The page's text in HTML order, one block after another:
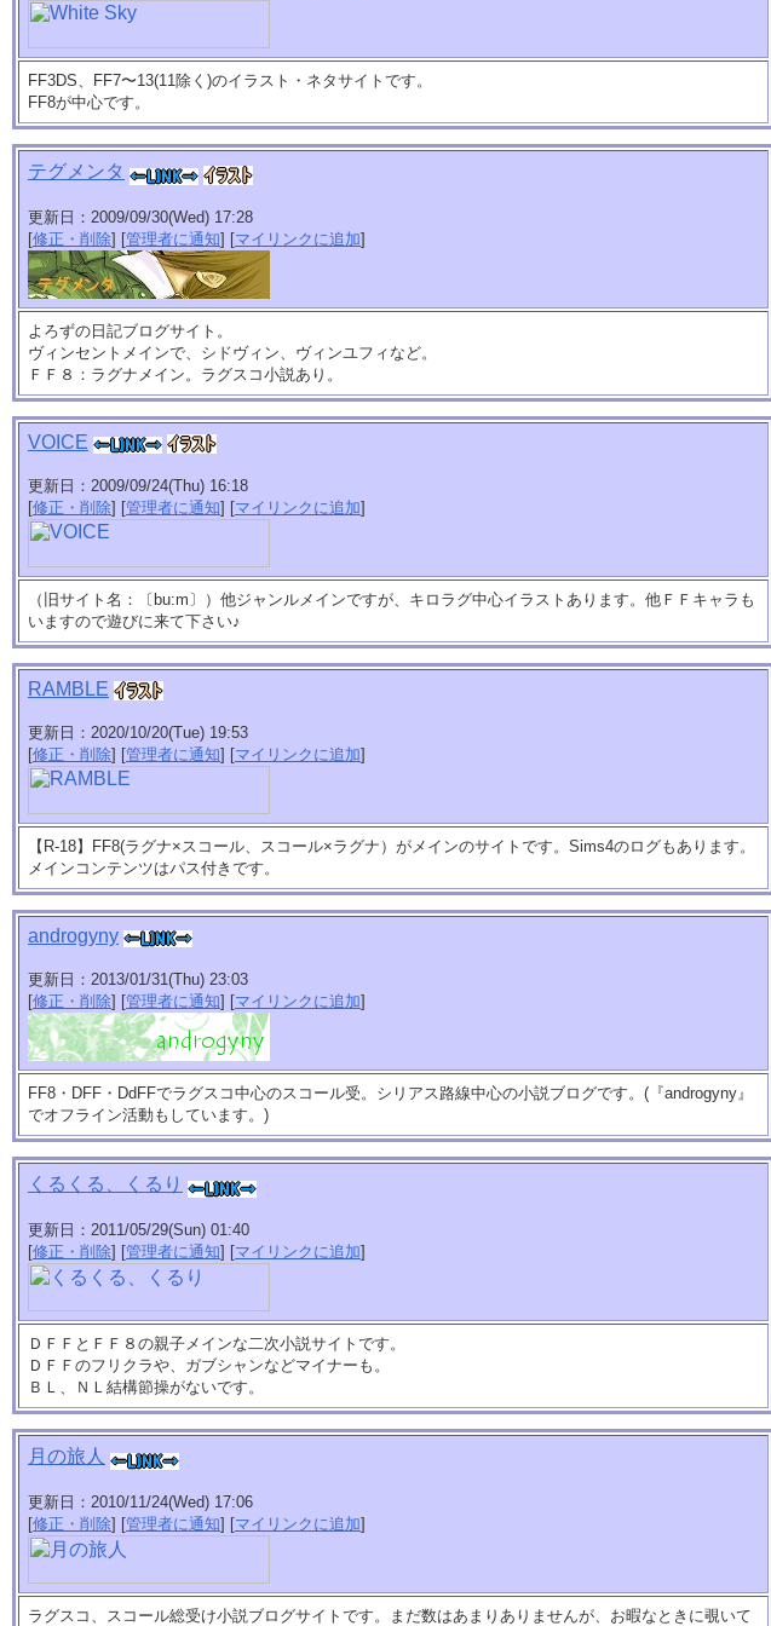
FF3DS、FF7〜13(11除く)のイラスト・ネタサイトです。
FF8が中心です。
テグメンタ
更新日：2009/09/30(Wed) 17:28
[修正・削除] [管理者に通知] [マイリンクに追加]
よろずの日記ブログサイト。
ヴィンセントメインで、シドヴィン、ヴィンユフィなど。
ＦＦ８：ラグナメイン。ラグスコ小説あり。
VOICE
更新日：2009/09/24(Thu) 16:18
[修正・削除] [管理者に通知] [マイリンクに追加]
（旧サイト名：〔bu:m〕）他ジャンルメインですが、キロラグ中心イラストあります。他ＦＦキャラも
いますので遊びに来て下さい♪
RAMBLE
更新日：2020/10/20(Tue) 19:53
[修正・削除] [管理者に通知] [マイリンクに追加]
【R-18】FF8(ラグナ×スコール、スコール×ラグナ）がメインのサイトです。Sims4のログもあります。
メインコンテンツはパス付きです。
androgyny
更新日：2013/01/31(Thu) 23:03
[修正・削除] [管理者に通知] [マイリンクに追加]
FF8・DFF・DdFFでラグスコ中心のスコール受。シリアス路線中心の小説ブログです。(『androgyny』
でオフライン活動もしています。)
くるくる、くるり
更新日：2011/05/29(Sun) 01:40
[修正・削除] [管理者に通知] [マイリンクに追加]
ＤＦＦとＦＦ８の親子メインな二次小説サイトです。
ＤＦＦのフリクラや、ガブシャンなどマイナーも。
ＢＬ、ＮＬ結構節操がないです。
月の旅人
更新日：2010/11/24(Wed) 17:06
[修正・削除] [管理者に通知] [マイリンクに追加]
ラグスコ、スコール総受け小説ブログサイトです。まだ数はあまりありませんが、お暇なときに覗いて